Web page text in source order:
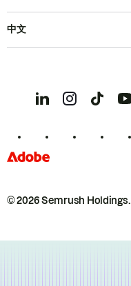
© 2026 Semrush Holdings.
中文